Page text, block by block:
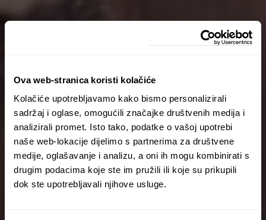
Ova web-stranica koristi kolačiće
Kolačiće upotrebljavamo kako bismo personalizirali
sadržaj i oglase, omogućili značajke društvenih medija i
analizirali promet. Isto tako, podatke o vašoj upotrebi
naše web-lokacije dijelimo s partnerima za društvene
medije, oglašavanje i analizu, a oni ih mogu kombinirati s
drugim podacima koje ste im pružili ili koje su prikupili
dok ste upotrebljavali njihove usluge.